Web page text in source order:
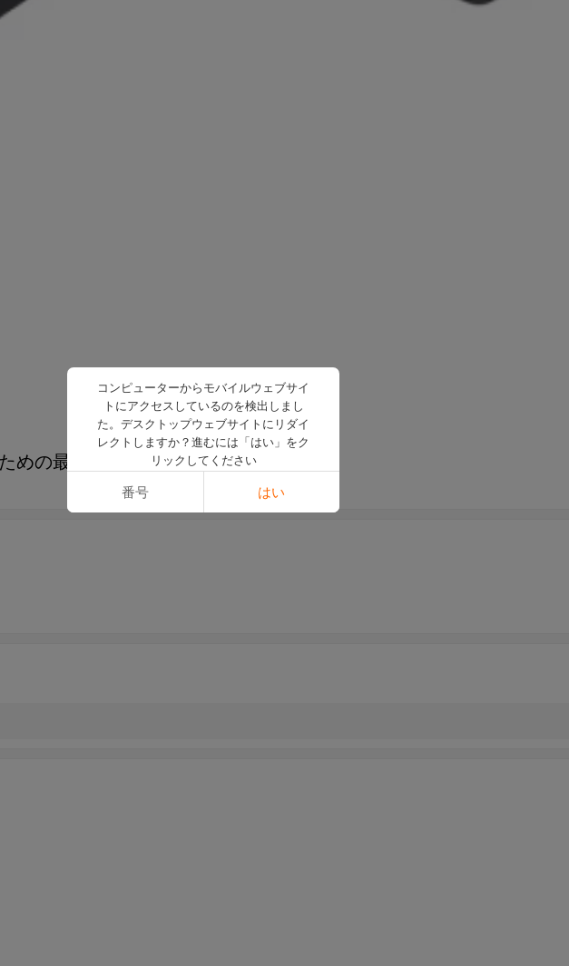
めの最高のアイスアイゼン
コンピューターからモバイルウェブサイ
トにアクセスしているのを検出しまし
た。デスクトップウェブサイトにリダイ
レクトしますか？進むには「はい」をク
リックしてください
番号 はい